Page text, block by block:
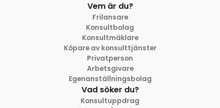
Vem är du?
Frilansare
Konsultbolag
Konsultmäklare
Köpare av konsulttjänster
Privatperson
Arbetsgivare
Egenanställningsbolag
Vad söker du?
Konsultuppdrag